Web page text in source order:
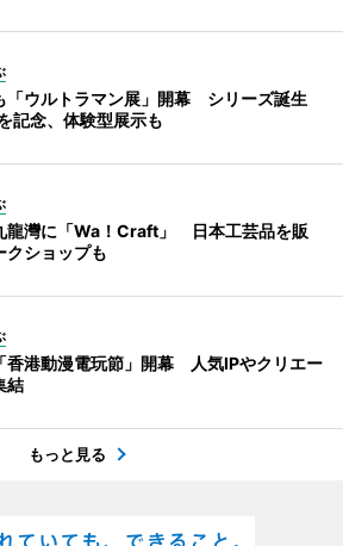
「ウルトラマン展」開幕 シリーズ誕生
記念、体験型展示も
龍灣に「Wa！Craft」 日本工芸品を販
クショップも
香港動漫電玩節」開幕 人気IPやクリエー
結
もっと見る